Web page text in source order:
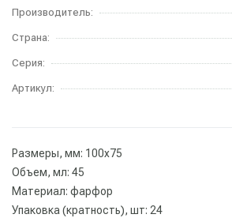
Производитель:
Страна:
Серия:
Артикул:
Размеры, мм: 100х75
Объем, мл: 45
Материал: фарфор
Упаковка (кратность), шт: 24